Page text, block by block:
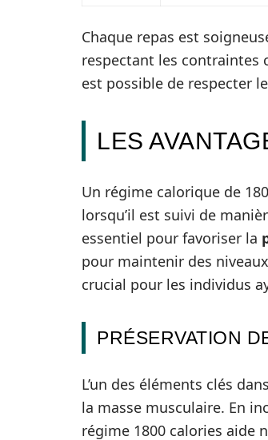
Chaque repas est
respectant les contraintes
est possible de respecter
LES
Un régime calorique de
lorsqu’il est suivi de
essentiel pour favoriser la
pour maintenir des
crucial pour les individus
PRÉSERVATION
L’un des éléments clés
la masse musculaire. En
régime 1800 calories aide